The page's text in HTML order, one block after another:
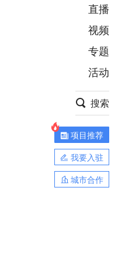
推荐
财经
项目推荐
安徽
直播
视频
专题
活动
搜索
项目推荐
我要入驻
城市合作